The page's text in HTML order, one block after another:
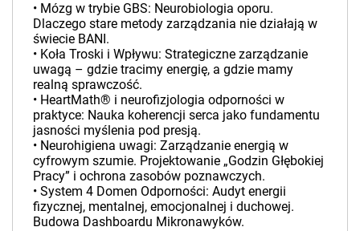
• Mózg w trybie GBS: Neurobiologia oporu.
Dlaczego stare metody zarządzania nie działają w
świecie BANI.
• Koła Troski i Wpływu: Strategiczne zarządzanie
uwagą – gdzie tracimy energię, a gdzie mamy
realną sprawczość.
• HeartMath® i neurofizjologia odporności w
praktyce: Nauka koherencji serca jako fundamentu
jasności myślenia pod presją.
• Neurohigiena uwagi: Zarządzanie energią w
cyfrowym szumie. Projektowanie „Godzin Głębokiej
Pracy” i ochrona zasobów poznawczych.
• System 4 Domen Odporności: Audyt energii
fizycznej, mentalnej, emocjonalnej i duchowej.
Budowa Dashboardu Mikronawyków.